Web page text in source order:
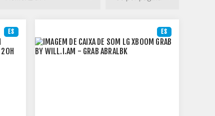
ES ES